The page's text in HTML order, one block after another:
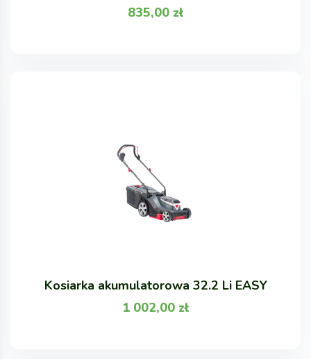
835,00 zł
Kosiarka akumulatorowa 32.2 Li EASY
1 002,00 zł